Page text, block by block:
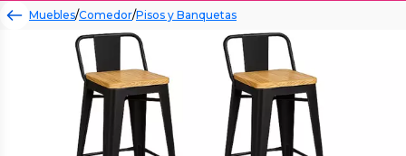
Muebles/Comedor/Pisos y Banquetas